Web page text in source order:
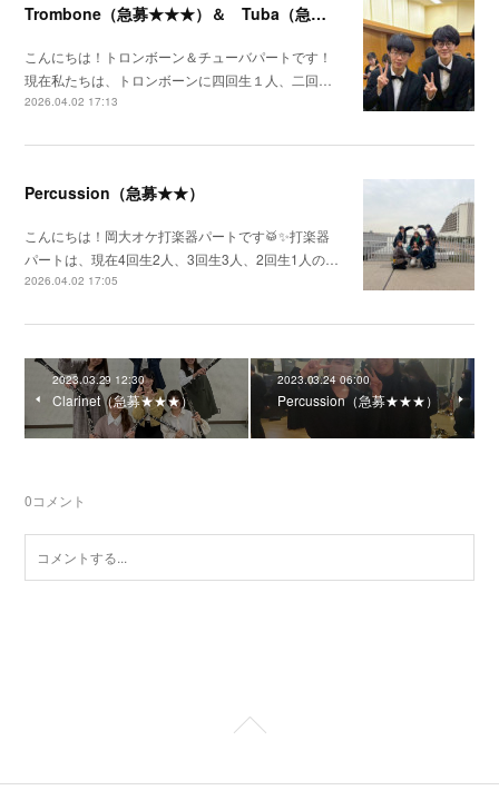
Trombone（急募★★★）＆ Tuba（急募★★）
こんにちは！トロンボーン＆チューバパートです！
現在私たちは、トロンボーンに四回生１人、二回…
2026.04.02 17:13
Percussion（急募★★）
こんにちは！岡大オケ打楽器パートです🥁✨️打楽器
パートは、現在4回生2人、3回生3人、2回生1人の…
2026.04.02 17:05
2023.03.29 12:30
Clarinet（急募★★★）
2023.03.24 06:00
Percussion（急募★★★）
0コメント